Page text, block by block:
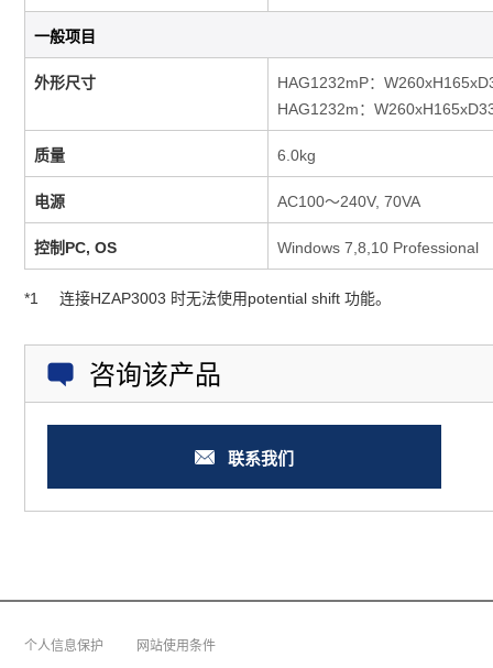
一般项目
外形尺寸
HAG1232mP：
HAG1232m：
质量 6.0kg
电源 AC100～240V, 70VA
控制PC, OS Windows 7,8,10 Professional
*1 连接HZAP3003 时无法使用potential shift 功能。
咨询该产品
联系我们
个人信息保护 网站使用条件